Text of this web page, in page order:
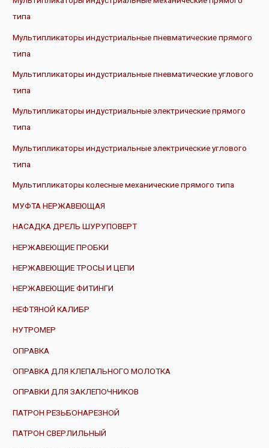
типа
Мультипликаторы индустриальные пневматические прямого
типа
Мультипликаторы индустриальные пневматические углового
типа
Мультипликаторы индустриальные электрические прямого
типа
Мультипликаторы индустриальные электрические углового
типа
Мультипликаторы колесные механические прямого типа
МУФТА НЕРЖАВЕЮЩАЯ
НАСАДКА ДРЕЛЬ ШУРУПОВЕРТ
НЕРЖАВЕЮЩИЕ ПРОБКИ
НЕРЖАВЕЮЩИЕ ТРОСЫ И ЦЕПИ
НЕРЖАВЕЮЩИЕ ФИТИНГИ
НЕФТЯНОЙ КАЛИБР
НУТРОМЕР
ОПРАВКА
ОПРАВКА ДЛЯ КЛЕПАЛЬНОГО МОЛОТКА
ОПРАВКИ ДЛЯ ЗАКЛЕПОЧНИКОВ
ПАТРОН РЕЗЬБОНАРЕЗНОЙ
ПАТРОН СВЕРЛИЛЬНЫЙ